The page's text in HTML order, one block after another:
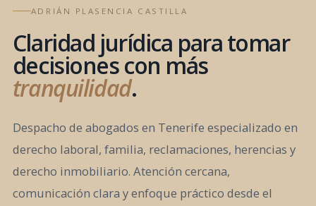
ADRIÁN PLASENCIA CASTILLA
Claridad jurídica para tomar
decisiones con más
tranquilidad.
Despacho de abogados en Tenerife especializado en
derecho laboral, familia, reclamaciones, herencias y
derecho inmobiliario. Atención cercana,
comunicación clara y enfoque práctico desde el